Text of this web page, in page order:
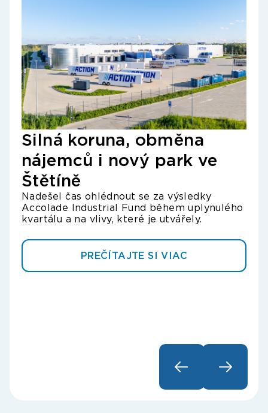
Silná koruna, obměna
nájemců i nový park ve
Štětíně
Nadešel čas ohlédnout se za výsledky
Accolade Industrial Fund během uplynulého
kvartálu a na vlivy, které je utvářely.
PREČÍTAJTE SI VIAC